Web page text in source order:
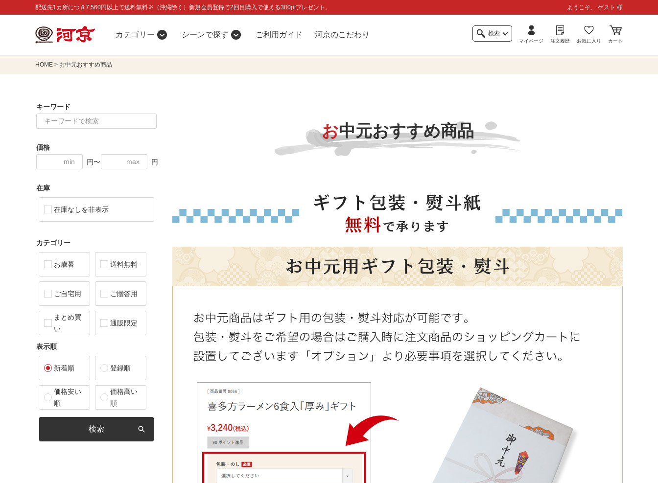
配送先1カ所につき7,560円以上で送料無料※（沖縄除く）新規会員登録で2回目購入で使える300ptプレゼント。 ようこそ、 ゲスト 様
カテゴリー シーンで探す ご利用ガイド 河京のこだわり 検索
マイページ 注文履歴 お気に入り カート
HOME お中元おすすめ商品
キーワード
価格
円〜
円
在庫
在庫なしを非表示
カテゴリー
お歳暮 送料無料
ご自宅用 ご贈答用
まとめ買
い
通販限定
表示順
新着順 登録順
価格安い
順
価格高い
順
検索
お中元おすすめ商品